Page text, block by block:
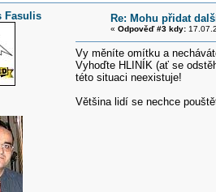
Fasulis Re: Mohu přidat
« Odpověď #3 kdy:
Vy měníte omítku a
Vyhoďte HLINÍK (ať se
této situaci neexistuje!
Většina lidí se nechce